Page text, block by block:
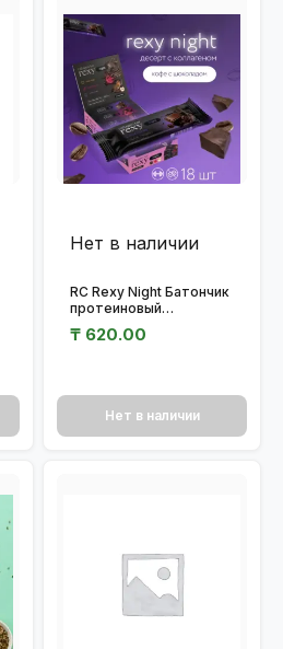
Нет в наличии
RC Rexy Night Батончик
протеиновый
₸ 620.00
Нет в наличии